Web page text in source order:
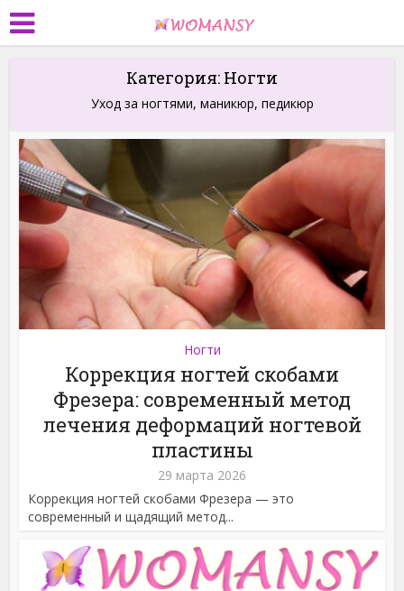
Категория: Ногти
Уход за ногтями, маникюр, педикюр
Ногти
Коррекция ногтей скобами
Фрезера: современный метод
лечения деформаций ногтевой
пластины
29 марта 2026
Коррекция ногтей скобами Фрезера — это
современный и щадящий метод...